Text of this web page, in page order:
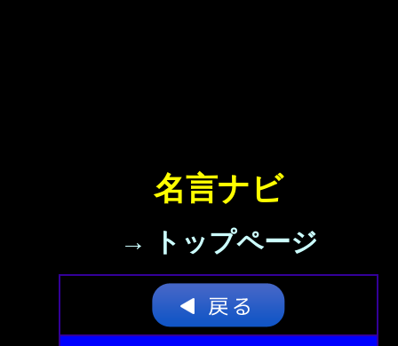
名言ナビ
→ トップページ